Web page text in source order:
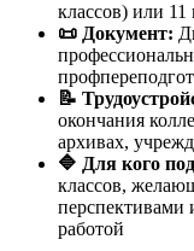
классов) или 11
📜 Документ:
📝
окончания
архивах,
🔷 Для кого
классов,
перспективами
работой